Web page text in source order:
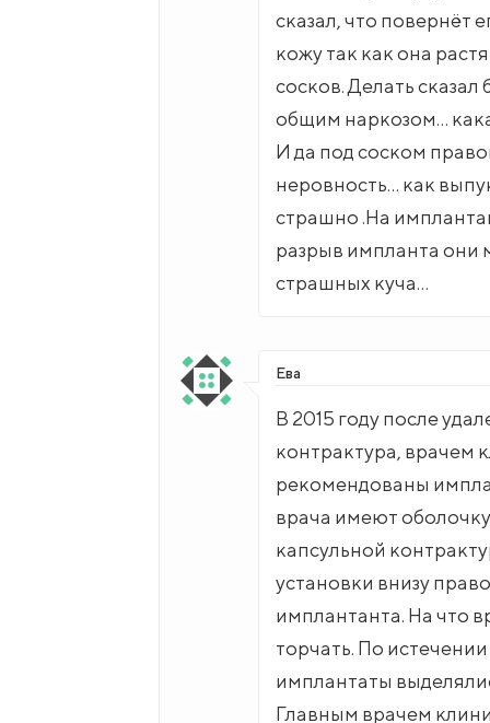
сказал, что повернёт
кожу так как она
сосков. Делать
общим наркозом…
И да под соском
неровность… как
страшно .На
разрыв импланта
страшных куча…
Ева
В 2015 году после
контрактура, врачем
рекомендованы
врача имеют
капсульной
установки внизу
имплантанта. На что
торчать. По
имплантаты
Главным врачем